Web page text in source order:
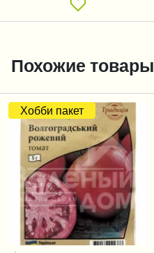
Похожие товары
Хобби пакет